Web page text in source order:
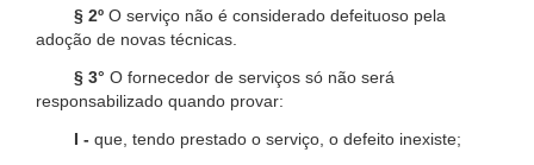
§ 2º O serviço não é considerado defeituoso pela
adoção de novas técnicas.
§ 3° O fornecedor de serviços só não será
responsabilizado quando provar:
I - que, tendo prestado o serviço, o defeito inexiste;